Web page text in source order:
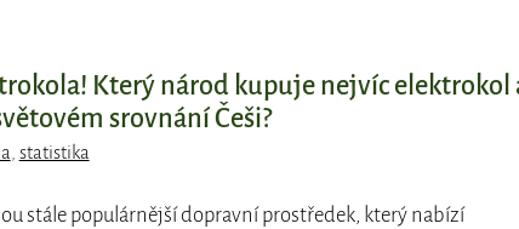
Který národ kupuje nejvíc elektrokol
srovnání Češi?
statistika
stále populárnější dopravní prostředek, který nabízí